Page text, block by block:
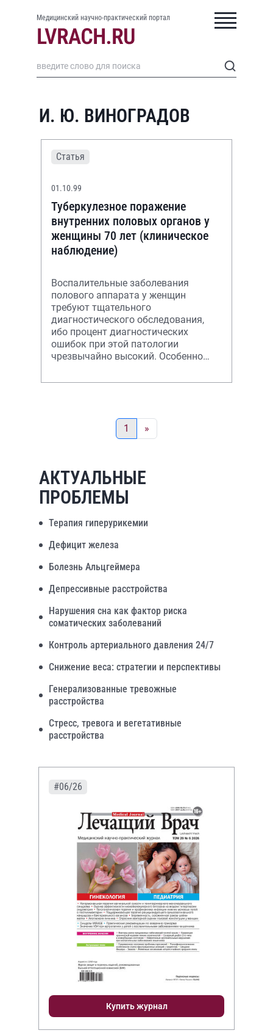
Медицинский научно-практический портал
И. Ю. ВИНОГРАДОВ
Статья
01.10.99
Туберкулезное поражение
внутренних половых органов у
женщины 70 лет (клиническое
наблюдение)
Воспалительные заболевания
полового аппарата у женщин
требуют тщательного
диагностического обследования,
ибо процент диагностических
ошибок при этой патологии
чрезвычайно высокий. Особенно
туберкулезном поражении
1 »
АКТУАЛЬНЫЕ
ПРОБЛЕМЫ
Терапия гиперурикемии
Дефицит железа
Болезнь Альцгеймера
Депрессивные расстройства
Нарушения сна как фактор риска
соматических заболеваний
Контроль артериального давления 24/7
Снижение веса: стратегии и перспективы
Генерализованные тревожные
расстройства
Стресс, тревога и вегетативные
расстройства
#06/26
Купить журнал